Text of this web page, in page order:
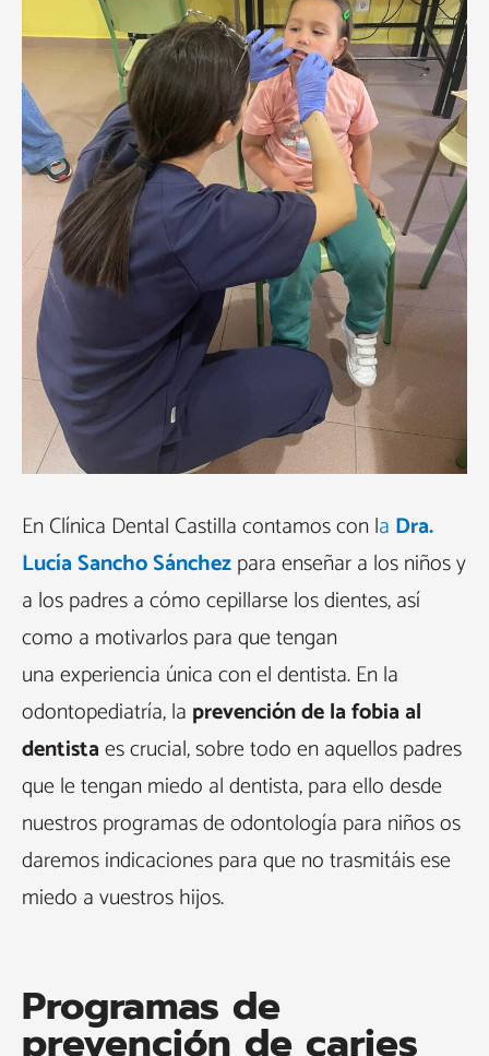
En Clínica Dental Castilla contamos con la Dra.
Lucía Sancho Sánchezpara enseñar a los niños y
a los padres a cómo cepillarse los dientes, así
como a motivarlos para que tengan
una experiencia única con el dentista. En la
odontopediatría, la prevención de la fobia al
dentistaes crucial, sobre todo en aquellos padres
que le tengan miedo al dentista, para ello desde
nuestros programas de odontología para niños os
daremos indicaciones para que no trasmitáis ese
miedo a vuestros hijos.
Programas de
prevención de caries